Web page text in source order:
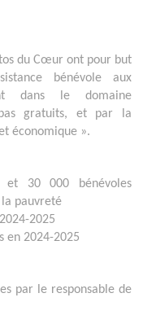
du Cœur ont pour but
bénévole aux
dans le domaine
gratuits, et par la
économique ».
et 30 000 bénévoles
pauvreté
2025
en 2024-2025
par le responsable de